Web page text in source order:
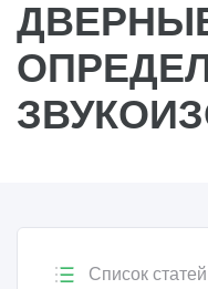
Список статей